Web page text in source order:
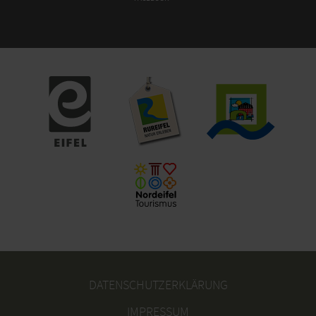
DATENSCHUTZERKLÄRUNG
IMPRESSUM